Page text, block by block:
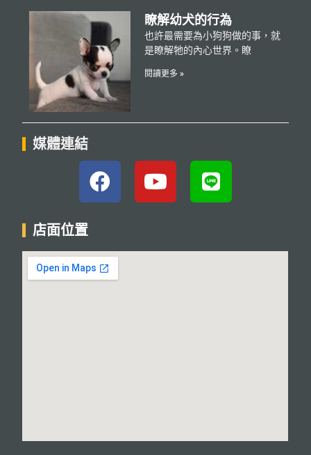
瞭解幼犬的行為
也許最需要為小狗狗做的事，就
是瞭解牠的內心世界。瞭
閱讀更多 »
媒體連結
店面位置